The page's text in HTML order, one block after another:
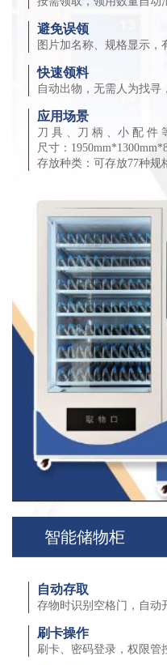
避免误领
图片加名称、规格显示，
快速领料
自动出物，无需人为找寻
应用场景
刀 具 、刀 柄 、小 配 件
尺寸：
存放种类：可存放77种规
智能储物柜
自动存取
存物时识别空格⻔，自动
刷卡操作
刷卡、密码登录，权限管